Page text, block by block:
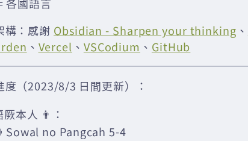
各國語言
構：感謝 Obsidian - Sharpen your thinking 、
、 Vercel 、 VSCodium 、 GitHub
度（2023/8/3 日間更新）：
本人 👨：
Sowal no Pangcah 5-4